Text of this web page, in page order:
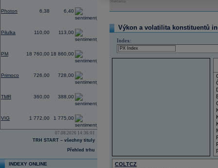
Photon 6,38 6,40
Pilulka 110,00 113,00
0,00
PM 18 760,00 18 860,00
Primoco 726,00 728,00
TMR 360,00 388,00
VIG 1 772,00 1 775,00
07.08.2026 14:36:01
TRH START – všechny tituly
Přehled trhu
INDEXY ONLINE
Reklama
Výkon a volatilita konstituentů
Index:
COLTCZ